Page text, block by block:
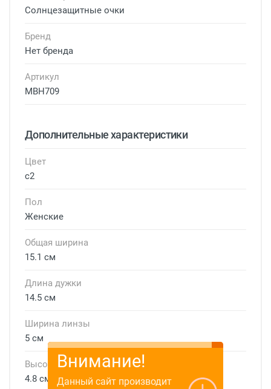
Солнцезащитные очки
Бренд
Нет бренда
Артикул
MBH709
Дополнительные характеристики
Цвет
с2
Пол
Женские
Общая ширина
15.1 см
Длина дужки
14.5 см
Ширина линзы
5 см
Высота линзы
4.8 см
Внимание!
Данный сайт производит